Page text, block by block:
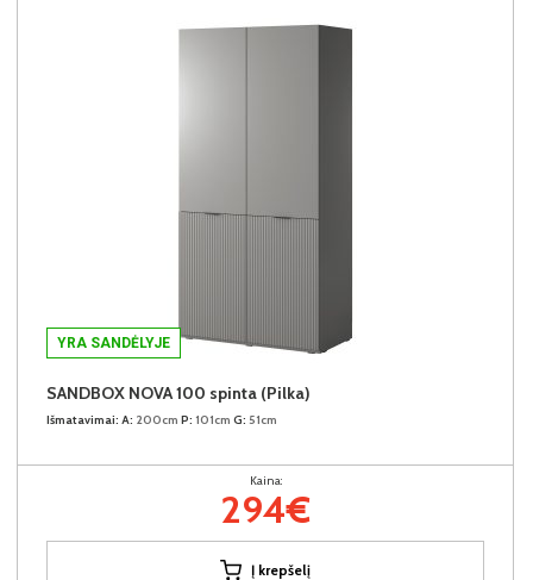
YRA SANDĖLYJE
SANDBOX NOVA 100 spinta (Pilka)
Išmatavimai: A: 200cm P: 101cm G: 51cm
Kaina:
294€
Į krepšelį